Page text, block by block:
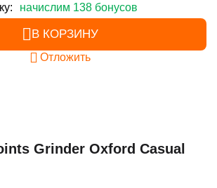
начислим 138 бонусов
В КОРЗИНУ
Отложить
Grinder Oxford Casual